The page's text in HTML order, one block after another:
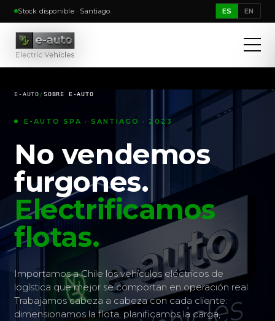
Stock disponible · Santiago ES EN
E-AUTO/SOBRE E-AUTO
E-AUTO SPA · SANTIAGO · 2023
No vendemos
furgones.
Electrificamos
flotas.
Importamos a Chile los vehículos eléctricos de
logística que mejor se comportan en operación real.
Trabajamos cabeza a cabeza con cada cliente:
dimensionamos la flota, planificamos la carga,